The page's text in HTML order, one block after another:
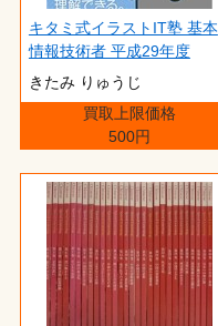
キタミ式イラストIT塾 基本
情報技術者 平成29年度
きたみ りゅうじ
買取上限価格
500円